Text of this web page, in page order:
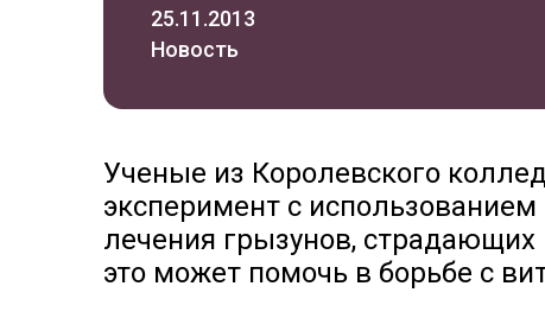
25.11.2013
Новость
Ученые из Королевского
эксперимент с
лечения грызунов, страдающих
это может помочь в борьбе с